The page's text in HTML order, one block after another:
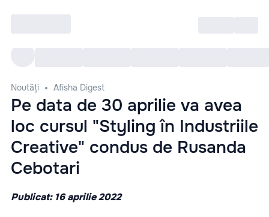
Noutăți Afisha Digest
Pe data de 30 aprilie va avea
loc cursul "Styling în Industriile
Creative" condus de Rusanda
Cebotari
Publicat: 16 aprilie 2022